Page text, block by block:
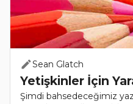
Sean Glatch
Yetişkinler İçin
Şimdi bahsedeceğimiz